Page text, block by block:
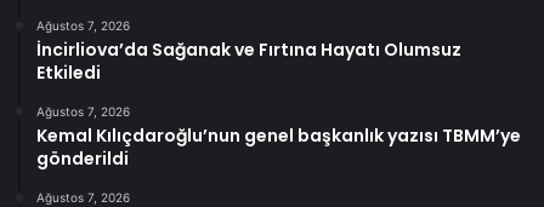
Ağustos 7, 2026
İncirliova’da Sağanak ve Fırtına Hayatı Olumsuz
Etkiledi
Ağustos 7, 2026
Kemal Kılıçdaroğlu’nun genel başkanlık yazısı TBMM’ye
gönderildi
Ağustos 7, 2026